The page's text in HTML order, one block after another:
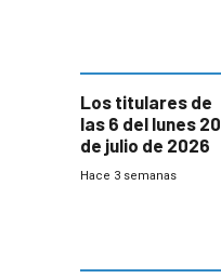
Los titulares de
las 6 del lunes 20
de julio de 2026
Hace 3 semanas